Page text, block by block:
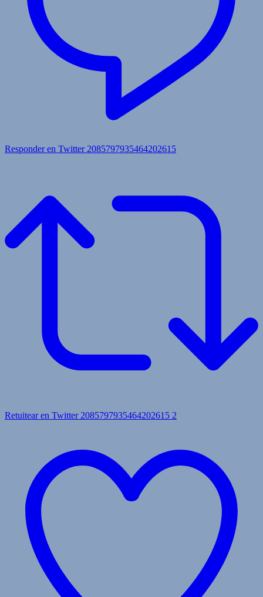
Responder en Twitter 2085797935464202615
Retuitear en Twitter 2085797935464202615 2